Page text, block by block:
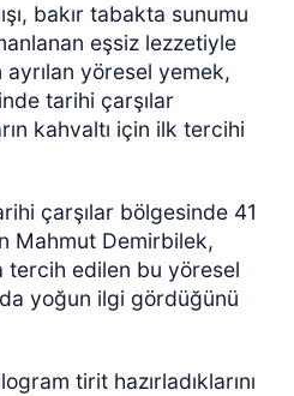
bakır tabakta sunumu
eşsiz lezzetiyle
yöresel yemek,
tarihi çarşılar
kahvaltı için ilk tercihi
çarşılar bölgesinde 41
Mahmut Demirbilek,
tercih edilen bu yöresel
yoğun ilgi gördüğünü
tirit hazırladıklarını